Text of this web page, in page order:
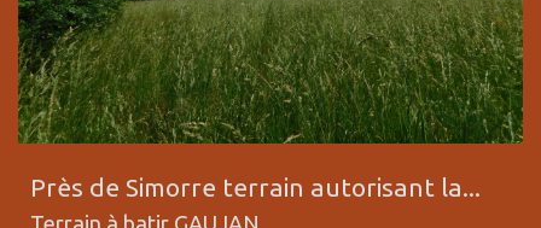
Près de Simorre terrain autorisant la...
Terrain à batir GAUJAN